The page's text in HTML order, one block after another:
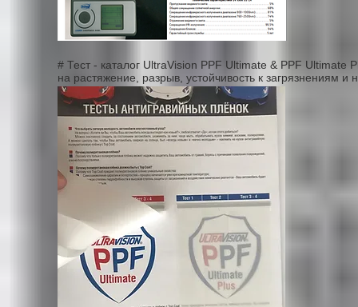
# Тест - каталог UltraVision PPF Ultimate & PPF Ultimate
на растяжение, разрыв, устойчивость к загрязнениям и